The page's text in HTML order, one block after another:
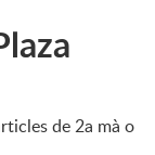
de 2a mà o